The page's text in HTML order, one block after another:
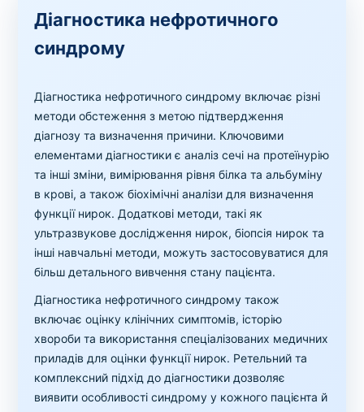
Діагностика нефротичного
синдрому
Діагностика нефротичного синдрому включає різні
методи обстеження з метою підтвердження
діагнозу та визначення причини. Ключовими
елементами діагностики є аналіз сечі на протеїнурію
та інші зміни, вимірювання рівня білка та альбуміну
в крові, а також біохімічні аналізи для визначення
функції нирок. Додаткові методи, такі як
ультразвукове дослідження нирок, біопсія нирок та
інші навчальні методи, можуть застосовуватися для
більш детального вивчення стану пацієнта.
Діагностика нефротичного синдрому також
включає оцінку клінічних симптомів, історію
хвороби та використання спеціалізованих медичних
приладів для оцінки функції нирок. Ретельний та
комплексний підхід до діагностики дозволяє
виявити особливості синдрому у кожного пацієнта й